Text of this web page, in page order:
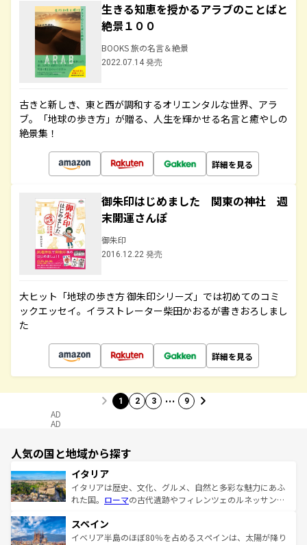
生きる知恵を授かるアラブのことばと
絶景１００
BOOKS 旅の名言＆絶景
2022.07.14 発売
古きと新しき、東と西が調和するオリエンタルな世界、アラ
ブ。「地球の歩き方」が贈る、人生を輝かせる名言と癒やしの
絶景集！
詳細を見る
御朱印はじめました 関東の神社 週
末開運さんぽ
御朱印
2016.12.22 発売
大ヒット「地球の歩き方 御朱印シリーズ」では初めてのコミ
ックエッセイ。イラストレーター柴田かおるが書きおろしまし
た
詳細を見る
1 2 3 … 9
AD
AD
人気の国と地域から探す
イタリア
イタリアは歴史、文化、グルメ、自然と多彩な魅力にあふ
れた国。 ローマの古代遺跡やフィレンツェのルネッサンス
ろん、トスカーナの美しい田園風景やアマルフィ海岸の絶
景など、自然景観も見逃せない。観光の合間には、本場の
スペイン
イベリア半島のほぼ80％を占めるスペインは、太陽が降り